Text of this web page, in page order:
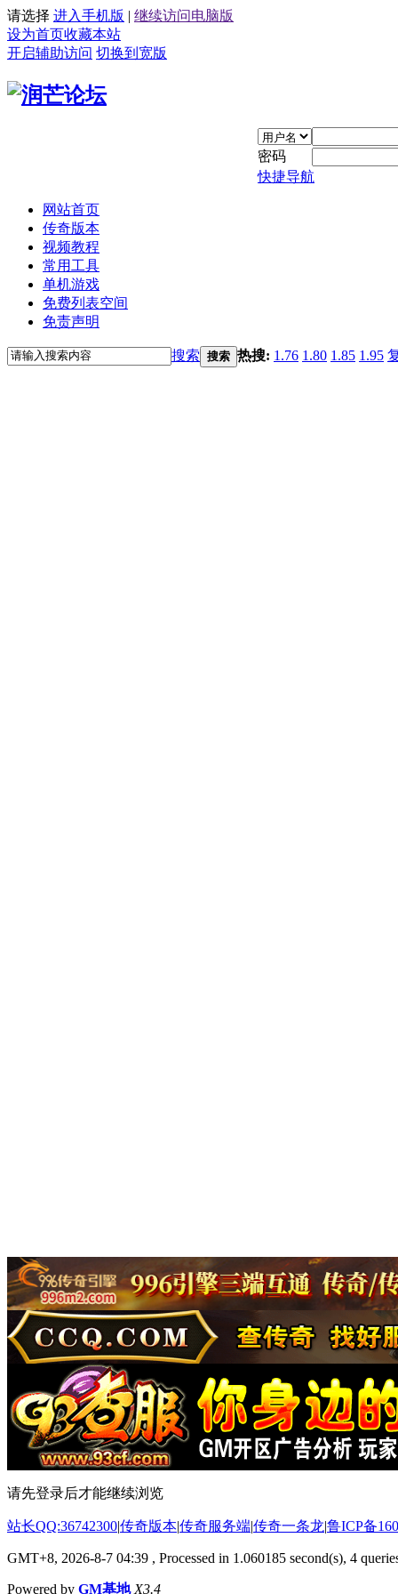
请选择 进入手机版 | 继续访问电脑版
设为首页收藏本站
开启辅助访问 切换到宽版
密码
快捷导航
网站首页
传奇版本
视频教程
常用工具
单机游戏
免费列表空间
免责声明
搜索 搜索 热搜: 1.76 1.80 1.85 1.95
请先登录后才能继续浏览
站长QQ:36742300|传奇版本|传奇服务端|传奇一条龙|鲁ICP备
GMT+8, 2026-8-7 04:39 , Processed in 1.060185 second(s), 4
Powered by GM基地 X3.4